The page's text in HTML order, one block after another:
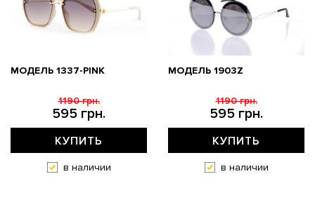
МОДЕЛЬ 1337-PINK
595 грн.
1190 грн.
КУПИТЬ
в наличии
МОДЕЛЬ 1903Z
595 грн.
1190 грн.
КУПИТЬ
в наличии